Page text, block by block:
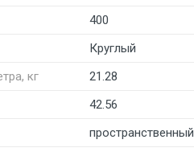
400
Круглый
кг
21.28
42.56
пространственный